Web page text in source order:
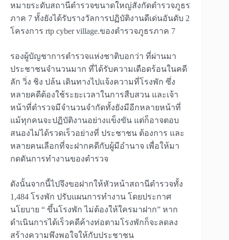
หมายระดับสถานีตำรวจขนาดใหญ่สังกัดตำรวจภูธร
ภาค 7 ทั้งยังได้รับรางวัลการปฏิบัติงานดีเด่นอันดับ 2
โครงการ rtp cyber​ village.ของตำรวจภูธรภาค 7
รองผู้บัญชาการตำรวจแห่งชาติบอกว่า ที่ผ่านมา
ประชาชนจำนวนมาก ที่ได้รับความเดือดร้อนในคดี
ลัก วิ่ง ชิง ปล้น เดินทางไปแจ้งความที่โรงพัก ซึ่ง
หลายคดีต้องใช้ระยะเวลาในการสืบสวน และเจ้า
หน้าที่ตำรวจมีจำนวนจำกัดทั้งยังมีอีกหลายหน้าที่
แม้ทุกคนจะปฏิบัติงานอย่างแข็งขัน แต่ก็อาจตอบ
สนองไม่ได้รวดเร็วอย่างที่ ประชาชน ต้องการ และ
หลายคนเลือกที่จะฝากคดีกับผู้มีอำนาจ เพื่อให้มา
กดดันการทำงานของตำรวจ
ดังนั้นจากนี้ไปจึงขอฝากให้หัวหน้าสถานีตำรวจทั้ง
1,484 โรงพัก ปรับแผนการทำงาน โดยประกาศ
นโยบาย “ ขึ้นโรงพัก ไม่ต้องให้ใครมาฝาก” หาก
ดำเนินการได้เร็วคดีค้างท่อตามโรงพักก็จะลดลง
สร้างความพึงพอใจให้กับประชาชน